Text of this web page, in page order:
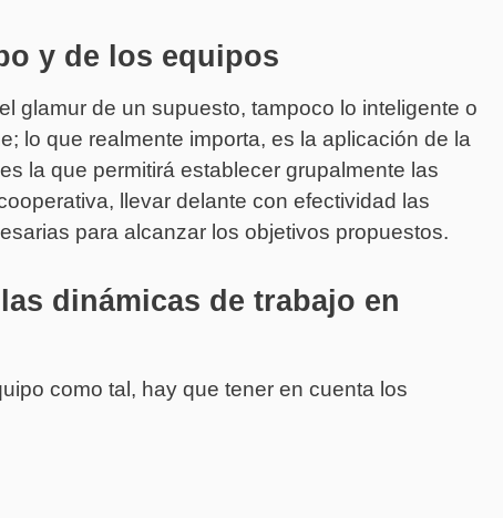
y de los equipos
glamur de un supuesto, tampoco lo inteligente o
lo que realmente importa, es la aplicación de la
la que permitirá establecer grupalmente las
llevar delante con efectividad las
para alcanzar los objetivos propuestos.
dinámicas de trabajo en
como tal, hay que tener en cuenta los